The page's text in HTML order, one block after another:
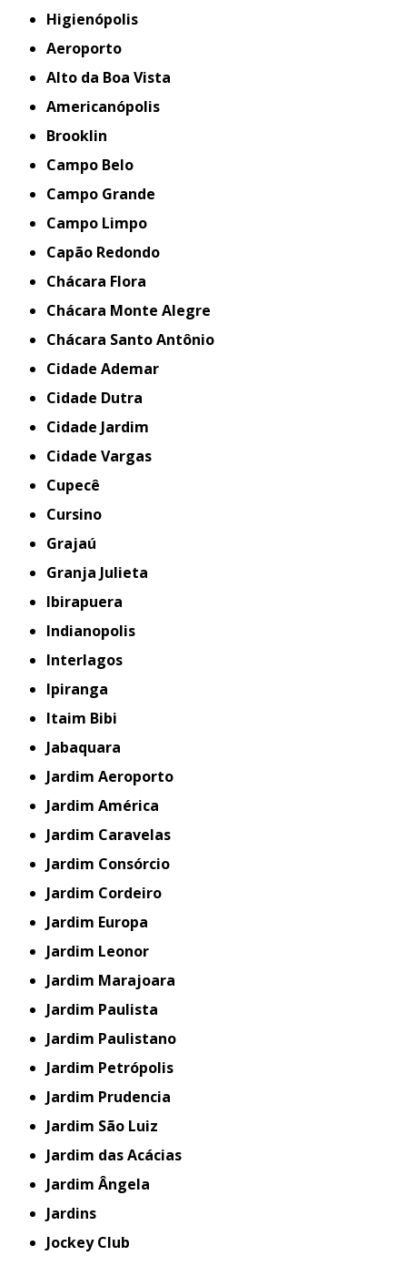
Higienópolis
Aeroporto
Alto da Boa Vista
Americanópolis
Brooklin
Campo Belo
Campo Grande
Campo Limpo
Capão Redondo
Chácara Flora
Chácara Monte Alegre
Chácara Santo Antônio
Cidade Ademar
Cidade Dutra
Cidade Jardim
Cidade Vargas
Cupecê
Cursino
Grajaú
Granja Julieta
Ibirapuera
Indianopolis
Interlagos
Ipiranga
Itaim Bibi
Jabaquara
Jardim Aeroporto
Jardim América
Jardim Caravelas
Jardim Consórcio
Jardim Cordeiro
Jardim Europa
Jardim Leonor
Jardim Marajoara
Jardim Paulista
Jardim Paulistano
Jardim Petrópolis
Jardim Prudencia
Jardim São Luiz
Jardim das Acácias
Jardim Ângela
Jardins
Jockey Club